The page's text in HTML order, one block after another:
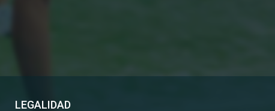
LEGALIDAD